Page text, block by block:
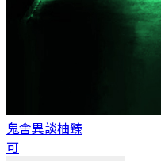
鬼舍異談柚臻
可